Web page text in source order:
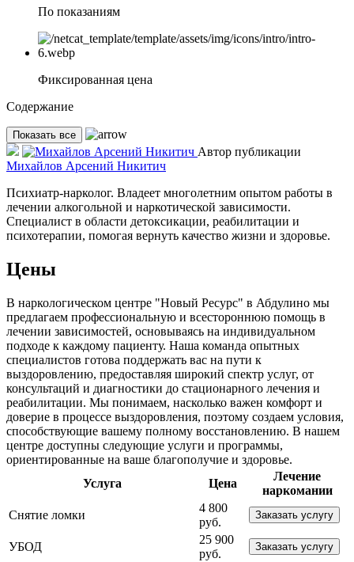
По показаниям
Фиксированная цена
Содержание
Показать все
Автор публикации
Михайлов Арсений Никитич
Психиатр-нарколог. Владеет многолетним опытом работы в
лечении алкогольной и наркотической зависимости.
Специалист в области детоксикации, реабилитации и
психотерапии, помогая вернуть качество жизни и здоровье.
Цены
В наркологическом центре "Новый Ресурс" в Абдулино мы
предлагаем профессиональную и всестороннюю помощь в
лечении зависимостей, основываясь на индивидуальном
подходе к каждому пациенту. Наша команда опытных
специалистов готова поддержать вас на пути к
выздоровлению, предоставляя широкий спектр услуг, от
консультаций и диагностики до стационарного лечения и
реабилитации. Мы понимаем, насколько важен комфорт и
доверие в процессе выздоровления, поэтому создаем условия,
способствующие вашему полному восстановлению. В нашем
центре доступны следующие услуги и программы,
ориентированные на ваше благополучие и здоровье.
Услуга
Цена
Лечение
наркомании
Снятие ломки
4 800
руб.
Заказать услугу
УБОД
25 900
руб.
Заказать услугу